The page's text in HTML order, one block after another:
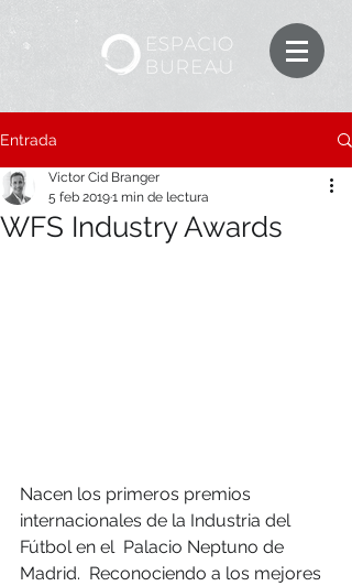
Entrada
WFS Industry Awards
Victor Cid Branger
5 feb 20191 min de lectura
Nacen los primeros premios
internacionales de la Industria del
Fútbol en el  Palacio Neptuno de
Madrid.  Reconociendo a los mejores